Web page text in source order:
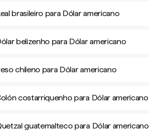
brasileiro para Dólar americano
belizenho para Dólar americano
chileno para Dólar americano
costarriquenho para Dólar americano
guatemalteco para Dólar americano